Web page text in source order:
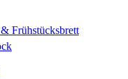
Frühstücksbrett